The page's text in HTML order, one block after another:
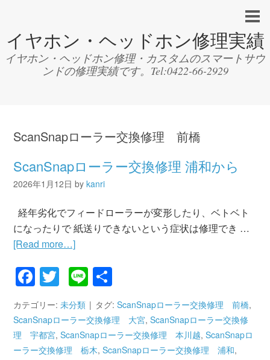
イヤホン・ヘッドホン修理実績
イヤホン・ヘッドホン修理・カスタムのスマートサウ
ンドの修理実績です。Tel:0422-66-2929
ScanSnapローラー交換修理 前橋
ScanSnapローラー交換修理 浦和から
2026年1月12日 bykanri
経年劣化でフィードローラーが変形したり、ベトベト
になったりで 紙送りできないという症状は修理でき …
[Read more…]
Facebook
Twitter
Line
有
カテゴリー:未分類 タグ:ScanSnapローラー交換修理 前橋,
ScanSnapローラー交換修理 大宮,ScanSnapローラー交換修
理 宇都宮,ScanSnapローラー交換修理 本川越,ScanSnapロ
ーラー交換修理 栃木,ScanSnapローラー交換修理 浦和,